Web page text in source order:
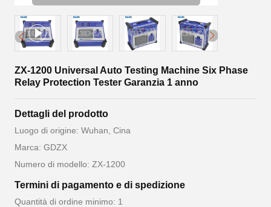
ZX-1200 Universal Auto Testing Machine Six Phase
Relay Protection Tester Garanzia 1 anno
Dettagli del prodotto
Luogo di origine: Wuhan, Cina
Marca: GDZX
Numero di modello: ZX-1200
Termini di pagamento e di spedizione
Quantità di ordine minimo: 1